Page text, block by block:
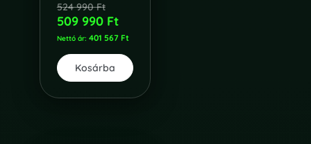
524 990Ft
509 990 Ft
Nettó ár: 401 567 Ft
Kosárba